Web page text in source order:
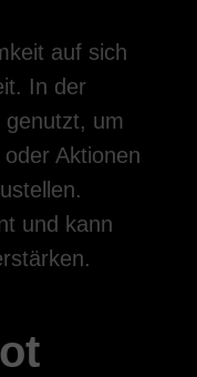
auf sich
In der
um
Aktionen
und kann